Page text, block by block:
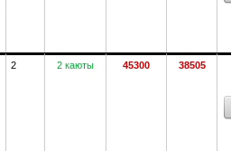
2 2 каюты 45300 38505